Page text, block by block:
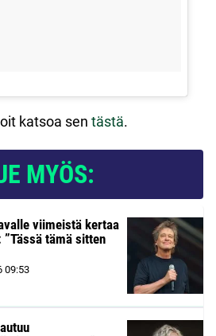
katsoa sen tästä.
MYÖS:
viimeistä kertaa
tämä sitten
09:53